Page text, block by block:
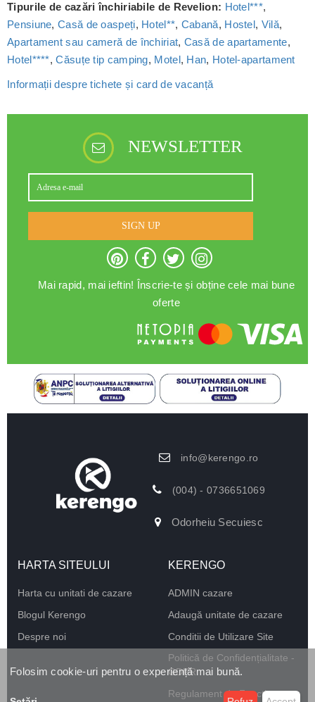
Tipurile de cazări închiriabile de Revelion: Hotel***,
Pensiune,Casă de oaspeți, Hotel**, Cabană, Hostel, Vilă,
Apartament sau cameră de închiriat, Casă de apartamente,
Hotel****,Căsuțe tip camping, Motel, Han, Hotel-apartament
Informații despre tichete și card de vacanță
NEWSLETTER
SIGN UP
Mai rapid, mai ieftin! Înscrie-te și obține cele mai bune
oferte
info@kerengo.ro
(004) - 0736651069
Odorheiu Secuiesc
HARTA SITEULUI
Harta cu unitati de cazare
Blogul Kerengo
Despre noi
KERENGO
ADMIN cazare
Adaugă unitate de cazare
Conditii de Utilizare Site
Politică de Confidențialitate -
GDPR
Regulament de Funcționare
Folosim cookie-uri pentru o experiență mai bună.